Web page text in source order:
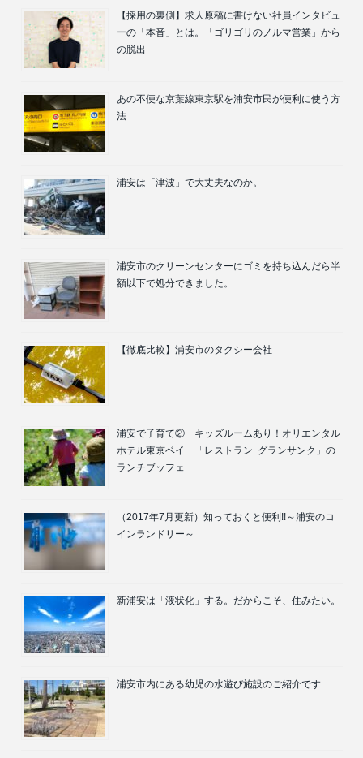
【採用の裏側】求人原稿に書けない社員インタビュ
ーの「本音」とは。「ゴリゴリのノルマ営業」から
の脱出
あの不便な京葉線東京駅を浦安市民が便利に使う方
法
浦安は「津波」で大丈夫なのか。
浦安市のクリーンセンターにゴミを持ち込んだら半
額以下で処分できました。
【徹底比較】浦安市のタクシー会社
浦安で子育て② キッズルームあり！オリエンタル
ホテル東京ベイ 「レストラン･グランサンク」の
ランチブッフェ
（2017年7月更新）知っておくと便利!!～浦安のコ
インランドリー～
新浦安は「液状化」する。だからこそ、住みたい。
浦安市内にある幼児の水遊び施設のご紹介です